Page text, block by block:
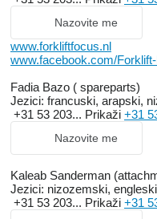
Nazovite me
www.forkliftfocus.nl
www.facebook.com/
Fadia Bazo ( spareparts)
Jezici: francuski, arapski,
+31 53 203... Prikaži +31
Nazovite me
Kaleab Sanderman
Jezici: nizozemski, engleski
+31 53 203... Prikaži +31